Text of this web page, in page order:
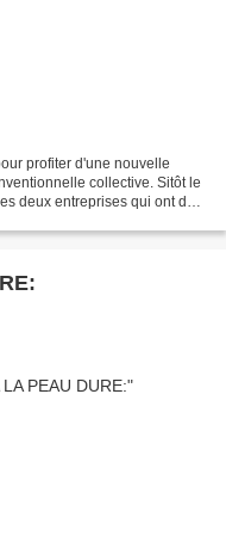
profiter d'une nouvelle
collective. Sitôt le
deux entreprises qui ont déjà